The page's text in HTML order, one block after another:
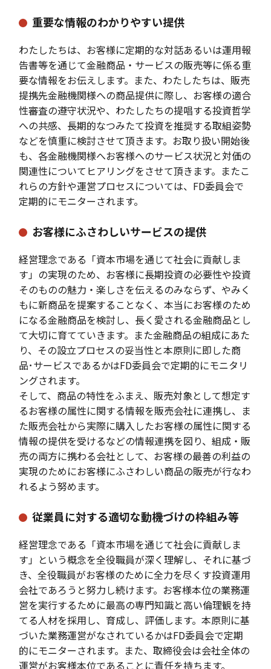
重要な情報のわかりやすい提供
わたしたちは、お客様に定期的な対話あるいは運用報
告書等を通じて金融商品・サービスの販売等に係る重
要な情報をお伝えします。また、わたしたちは、販売
提携先金融機関様への商品提供に際し、お客様の適合
性審査の遵守状況や、わたしたちの提唱する投資哲学
への共感、長期的なつみたて投資を推奨する取組姿勢
などを慎重に検討させて頂きます。お取り扱い開始後
も、各金融機関様へお客様へのサービス状況と対価の
関連性についてヒアリングをさせて頂きます。またこ
れらの方針や運営プロセスについては、FD委員会で
定期的にモニターされます。
お客様にふさわしいサービスの提供
経営理念である「資本市場を通じて社会に貢献しま
す」の実現のため、お客様に長期投資の必要性や投資
そのものの魅力・楽しさを伝えるのみならず、やみく
もに新商品を提案することなく、本当にお客様のため
になる金融商品を検討し、長く愛される金融商品とし
て大切に育てていきます。また金融商品の組成にあた
り、その設立プロセスの妥当性と本原則に即した商
品･サービスであるかはFD委員会で定期的にモニタリ
ングされます。
そして、商品の特性をふまえ、販売対象として想定す
るお客様の属性に関する情報を販売会社に連携し、ま
た販売会社から実際に購入したお客様の属性に関する
情報の提供を受けるなどの情報連携を図り、組成・販
売の両方に携わる会社として、お客様の最善の利益の
実現のためにお客様にふさわしい商品の販売が行なわ
れるよう努めます。
従業員に対する適切な動機づけの枠組み等
経営理念である「資本市場を通じて社会に貢献しま
す」という概念を全役職員が深く理解し、それに基づ
き、全役職員がお客様のために全力を尽くす投資運用
会社であろうと努力し続けます。お客様本位の業務運
営を実行するために最高の専門知識と高い倫理観を持
てる人材を採用し、育成し、評価します。本原則に基
づいた業務運営がなされているかはFD委員会で定期
的にモニターされます。また、取締役会は会社全体の
運営がお客様本位であることに責任を持ちます。